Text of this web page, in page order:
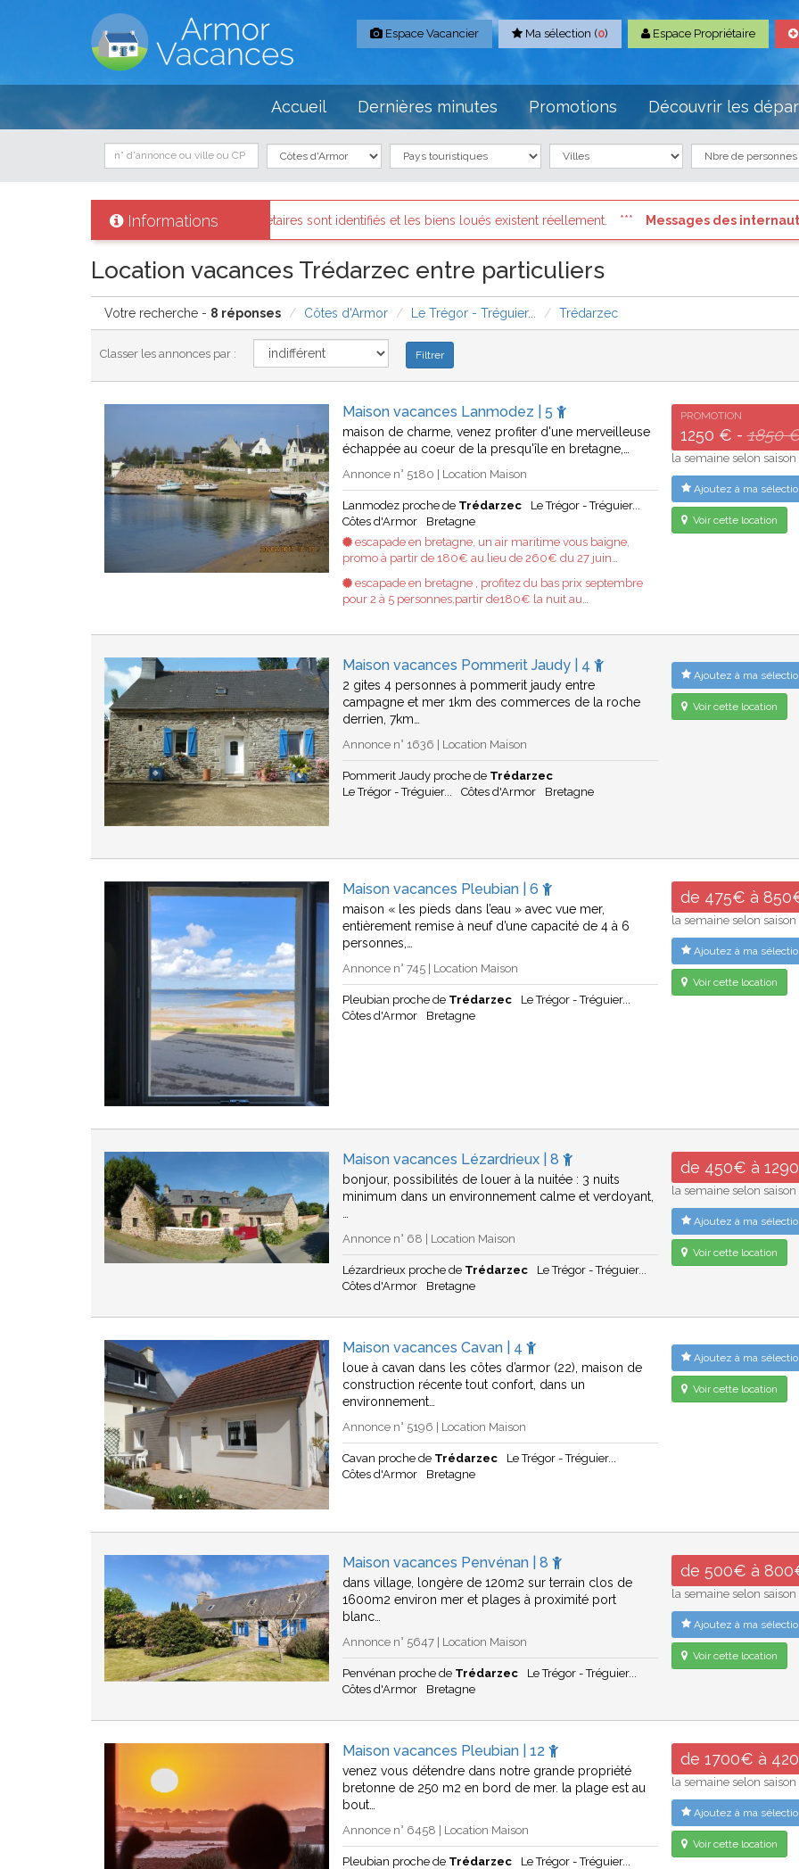
Espace Vacancier Ma sélection (0) Espace Propriétaire
Accueil Dernières minutes Promotions Découvrir les
Informations
: Tous les propriétaires sont identifiés et les biens loués existent réellement. Messages des internautes pressés: Connectez
Location vacances Trédarzec entre particuliers
Votre recherche - 8 réponses Côtes d'Armor Le Trégor - Tréguier... Trédarzec
Classer les annonces par :
Maison vacances Lanmodez | 5
maison de charme, venez profiter d'une merveilleuse
échappée au coeur de la presqu'île en bretagne,…
Annonce n° 5180 | Location Maison
Lanmodez proche de Trédarzec
Le Trégor - Tréguier...
Côtes d'Armor
Bretagne
escapade en bretagne, un air maritime vous baigne,
promo à partir de 180€ au lieu de 260€ du 27 juin…
escapade en bretagne , profitez du bas prix septembre
pour 2 à 5 personnes,partir de180€ la nuit au…
PROMOTION
1250 € -1850 €
la semaine selon saison
Ajoutez à ma
Voir cette location
Maison vacances Pommerit Jaudy | 4
2 gites 4 personnes à pommerit jaudy entre
campagne et mer 1km des commerces de la roche
derrien, 7km…
Annonce n° 1636 | Location Maison
Pommerit Jaudy proche de Trédarzec
Le Trégor - Tréguier...
Côtes d'Armor Bretagne
Ajoutez à ma
Voir cette location
Maison vacances Pleubian | 6
maison « les pieds dans l’eau » avec vue mer,
entièrement remise à neuf d’une capacité de 4 à 6
personnes,…
Annonce n° 745 | Location Maison
Pleubian proche de Trédarzec
Le Trégor - Tréguier...
Côtes d'Armor
Bretagne
de 475€ à
la semaine selon saison
Ajoutez à ma
Voir cette location
Maison vacances Lézardrieux | 8
bonjour, possibilités de louer à la nuitée : 3 nuits
minimum dans un environnement calme et verdoyant,
…
Annonce n° 68 | Location Maison
Lézardrieux proche de Trédarzec
Le Trégor - Tréguier...
Côtes d'Armor
Bretagne
de 450€ à
la semaine selon saison
Ajoutez à ma
Voir cette location
Maison vacances Cavan | 4
loue à cavan dans les côtes d’armor (22), maison de
construction récente tout confort, dans un
environnement…
Annonce n° 5196 | Location Maison
Cavan proche de Trédarzec
Le Trégor - Tréguier...
Côtes d'Armor
Bretagne
Ajoutez à ma
Voir cette location
Maison vacances Penvénan | 8
dans village, longère de 120m2 sur terrain clos de
1600m2 environ mer et plages à proximité port
blanc…
Annonce n° 5647 | Location Maison
Penvénan proche de Trédarzec
Le Trégor - Tréguier...
Côtes d'Armor
Bretagne
de 500€ à
la semaine selon saison
Ajoutez à ma
Voir cette location
Maison vacances Pleubian | 12
venez vous détendre dans notre grande propriété
bretonne de 250 m2 en bord de mer. la plage est au
bout…
Annonce n° 6458 | Location Maison
Pleubian proche de Trédarzec
Le Trégor - Tréguier...
de 1700€ à
la semaine selon saison
Ajoutez à ma
Voir cette location